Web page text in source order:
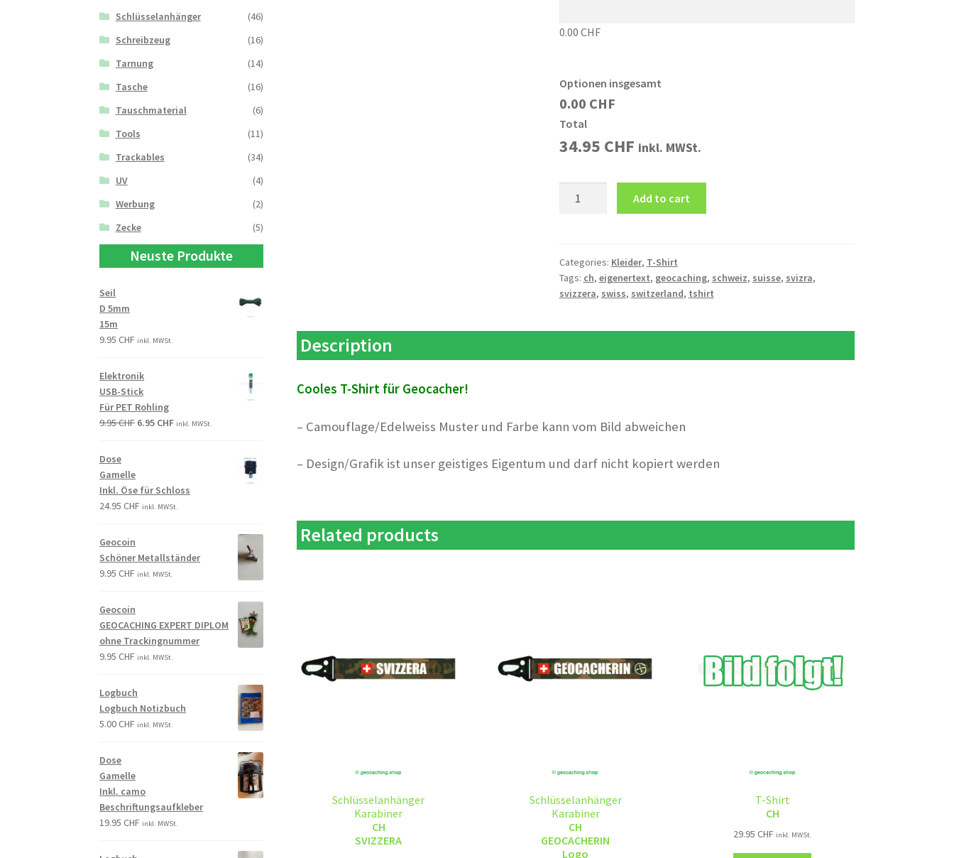
0.00 CHF
Optionen insgesamt
0.00 CHF
Total
34.95 CHF inkl. MWSt.
Text
quantity
Add to cart
Categories: Kleider, T-Shirt
Tags: ch, eigenertext, geocaching, schweiz, suisse, svizra,
svizzera, swiss, switzerland, tshirt
Description
Cooles T-Shirt für Geocacher!
– Camouflage/Edelweiss Muster und Farbe kann vom Bild abweichen
– Design/Grafik ist unser geistiges Eigentum und darf nicht kopiert werden
Related products
Schlüsselanhänger
Karabiner
CH
SVIZZERA
Schlüsselanhänger
Karabiner
CH
GEOCACHERIN
Logo
T-Shirt
CH
29.95 CHF inkl. MWSt.
Schlüsselanhänger
(46)
Schreibzeug
(16)
Tarnung
(14)
Tasche
(16)
Tauschmaterial
(6)
Tools
(11)
Trackables
(34)
UV
(4)
Werbung
(2)
Zecke
(5)
Neuste Produkte
Seil
D 5mm
15m
9.95CHF inkl. MWSt.
Elektronik
USB-Stick
Für PET Rohling
9.95CHF 6.95 CHF inkl. MWSt.
Dose
Gamelle
Inkl. Öse für Schloss
24.95CHF inkl. MWSt.
Geocoin
Schöner Metallständer
9.95CHF inkl. MWSt.
Geocoin
GEOCACHING EXPERT DIPLOM
ohne Trackingnummer
9.95CHF inkl. MWSt.
Logbuch
Logbuch Notizbuch
5.00CHF inkl. MWSt.
Dose
Gamelle
Inkl. camo
Beschriftungsaufkleber
19.95CHF inkl. MWSt.